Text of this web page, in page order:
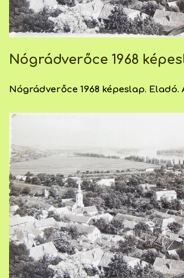
Nógrádverőce 1968
Nógrádverőce 1968 képeslap. Eladó.